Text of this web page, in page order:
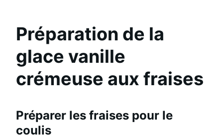
Préparation de la
glace vanille
crémeuse aux fraises
Préparer les fraises pour le
coulis